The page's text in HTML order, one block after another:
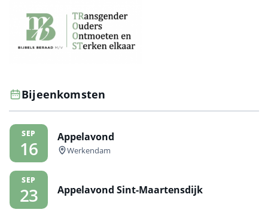
Bijeenkomsten
SEP
16
Appelavond
Werkendam
SEP
23 Appelavond Sint-Maartensdijk